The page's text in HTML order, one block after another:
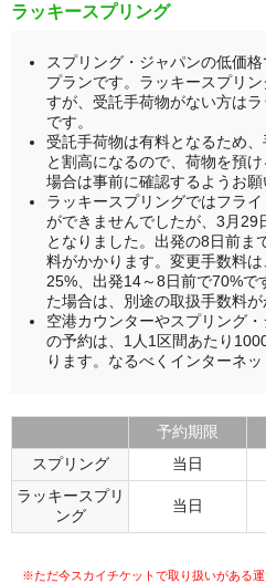
ラッキースプリング
スプリング・ジャパンの低価
プランです。ラッキースプリ
すが、受託手荷物がない方は
です。
受託手荷物は有料となるため
と割高になるので、荷物を預
場合は事前に確認するようお願
ラッキースプリングではフラ
ができませんでしたが、3月29
となりました。出発の8日前ま
料がかかります。変更手数料
25%、出発14～8日前で70%で
た場合は、別途の取扱手数料が
空港カウンターやスプリング
の予約は、1人1区間あたり
ります。なるべくインターネッ
予約期限
スプリング
当日
ラッキースプリ
ング
当日
※ただ今スカイチケットで取り扱いがある